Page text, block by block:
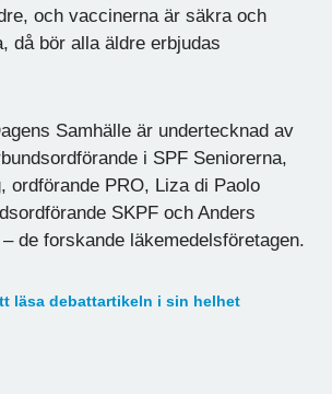
och vaccinerna är säkra och
då bör alla äldre erbjudas
Samhälle är undertecknad av
i SPF Seniorerna,
ordförande PRO, Liza di Paolo
SKPF och Anders
de forskande läkemedelsföretagen.
läsa debattartikeln i sin helhet